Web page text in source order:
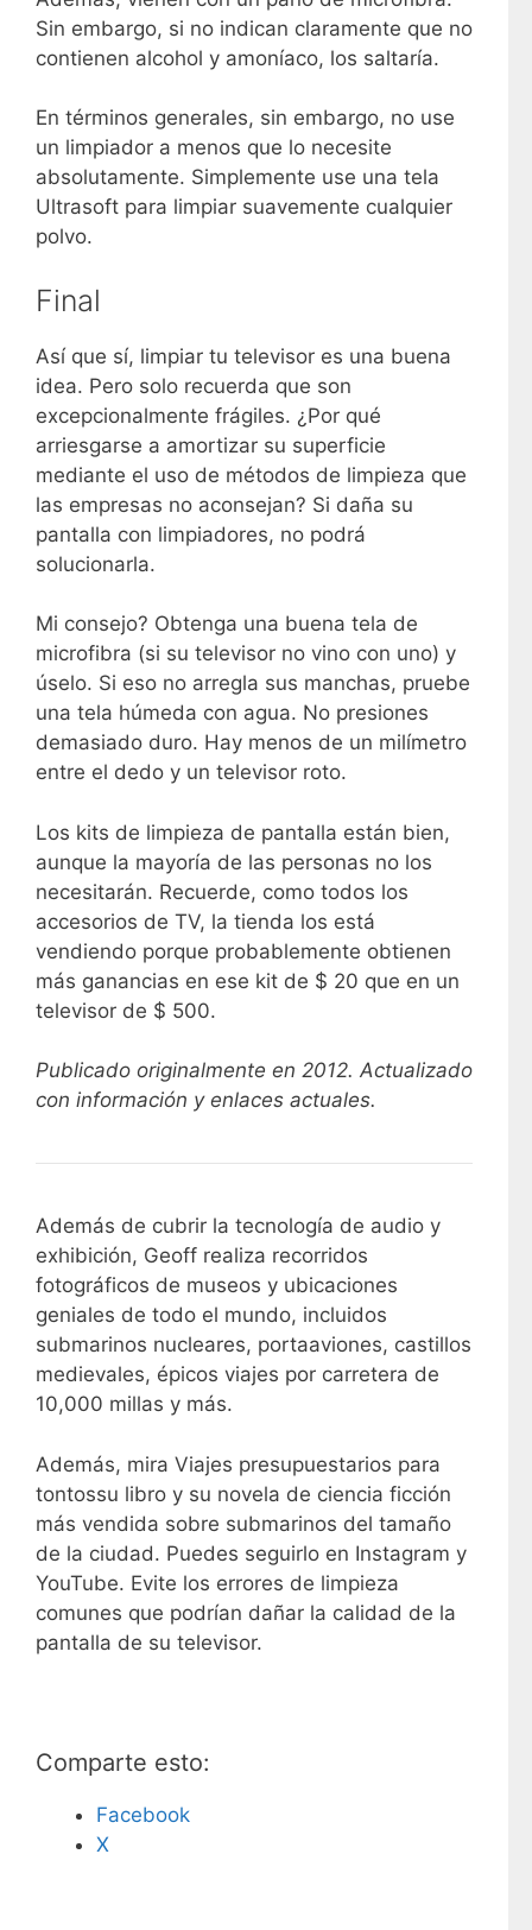
Sin embargo, si no indican claramente que no
contienen alcohol y amoníaco, los saltaría.
En términos generales, sin embargo, no use
un limpiador a menos que lo necesite
absolutamente. Simplemente use una tela
Ultrasoft para limpiar suavemente cualquier
polvo.
Final
Así que sí, limpiar tu televisor es una buena
idea. Pero solo recuerda que son
excepcionalmente frágiles. ¿Por qué
arriesgarse a amortizar su superficie
mediante el uso de métodos de limpieza que
las empresas no aconsejan? Si daña su
pantalla con limpiadores, no podrá
solucionarla.
Mi consejo? Obtenga una buena tela de
microfibra (si su televisor no vino con uno) y
úselo. Si eso no arregla sus manchas, pruebe
una tela húmeda con agua. No presiones
demasiado duro. Hay menos de un milímetro
entre el dedo y un televisor roto.
Los kits de limpieza de pantalla están bien,
aunque la mayoría de las personas no los
necesitarán. Recuerde, como todos los
accesorios de TV, la tienda los está
vendiendo porque probablemente obtienen
más ganancias en ese kit de $ 20 que en un
televisor de $ 500.
Publicado originalmente en 2012. Actualizado
con información y enlaces actuales.
Además de cubrir la tecnología de audio y
exhibición, Geoff realiza recorridos
fotográficos de museos y ubicaciones
geniales de todo el mundo, incluidos
submarinos nucleares, portaaviones, castillos
medievales, épicos viajes por carretera de
10,000 millas y más.
Además, mira Viajes presupuestarios para
tontossu libro y su novela de ciencia ficción
más vendida sobre submarinos del tamaño
de la ciudad. Puedes seguirlo en Instagram y
YouTube. Evite los errores de limpieza
comunes que podrían dañar la calidad de la
pantalla de su televisor.
Comparte esto:
Facebook
X